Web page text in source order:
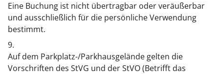
Eine Buchung ist nicht übertragbar oder veräußerbar
und ausschließlich für die persönliche Verwendung
bestimmt.
9.
Auf dem Parkplatz-/Parkhausgelände gelten die
Vorschriften des StVG und der StVO (Betrifft das